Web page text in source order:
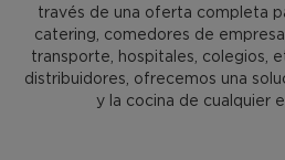
través de una oferta completa
catering, comedores de
transporte, hospitales, colegios,
distribuidores, ofrecemos una
y la cocina de cualquier